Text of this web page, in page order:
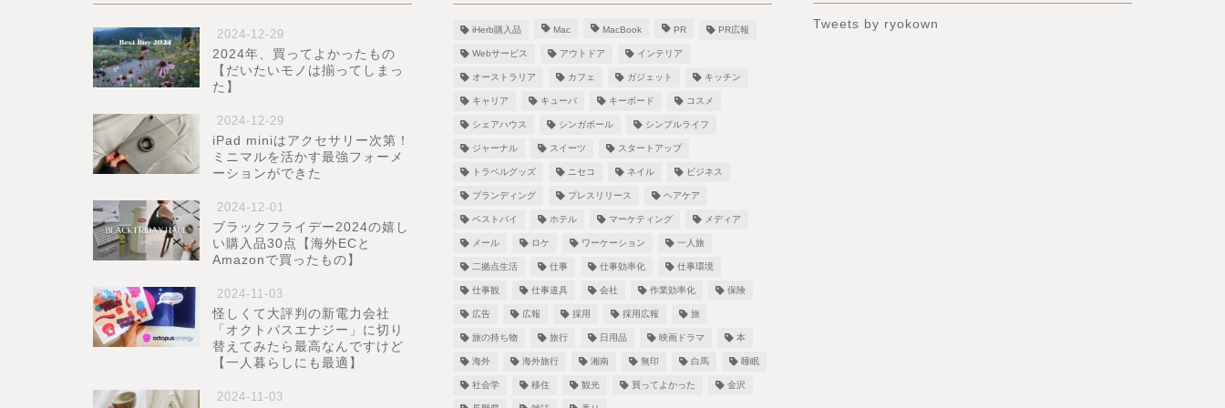
2024-12-29
2024年、買ってよかったもの
【だいたいモノは揃ってしまっ
た】
2024-12-29
iPad miniはアクセサリー次第！
ミニマルを活かす最強フォーメ
ーションができた
2024-12-01
ブラックフライデー2024の嬉し
い購入品30点【海外ECと
Amazonで買ったもの】
2024-11-03
怪しくて大評判の新電力会社
「オクトパスエナジー」に切り
替えてみたら最高なんですけど
【一人暮らしにも最適】
2024-11-03
iHerb購入品 Mac MacBook PR PR広報
Webサービス アウトドア インテリア
オーストラリア カフェ ガジェット キッチン
キャリア キューバ キーボード コスメ
シェアハウス シンガポール シンプルライフ
ジャーナル スイーツ スタートアップ
トラベルグッズ ニセコ ネイル ビジネス
ブランディング プレスリリース ヘアケア
ベストバイ ホテル マーケティング メディア
メール ロケ ワーケーション 一人旅
二拠点生活 仕事 仕事効率化 仕事環境
仕事観 仕事道具 会社 作業効率化 保険
広告 広報 採用 採用広報 旅
旅の持ち物 旅行 日用品 映画ドラマ 本
海外 海外旅行 湘南 無印 白馬 睡眠
社会学 移住 観光 買ってよかった 金沢
Tweets by ryokown